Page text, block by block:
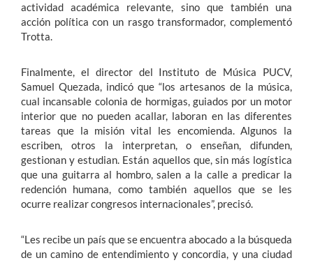
actividad académica relevante, sino que también una
acción política con un rasgo transformador, complementó
Trotta.
Finalmente, el director del Instituto de Música PUCV,
Samuel Quezada, indicó que “los artesanos de la música,
cual incansable colonia de hormigas, guiados por un motor
interior que no pueden acallar, laboran en las diferentes
tareas que la misión vital les encomienda. Algunos la
escriben, otros la interpretan, o enseñan, difunden,
gestionan y estudian. Están aquellos que, sin más logística
que una guitarra al hombro, salen a la calle a predicar la
redención humana, como también aquellos que se les
ocurre realizar congresos internacionales”, precisó.
“Les recibe un país que se encuentra abocado a la búsqueda
de un camino de entendimiento y concordia, y una ciudad